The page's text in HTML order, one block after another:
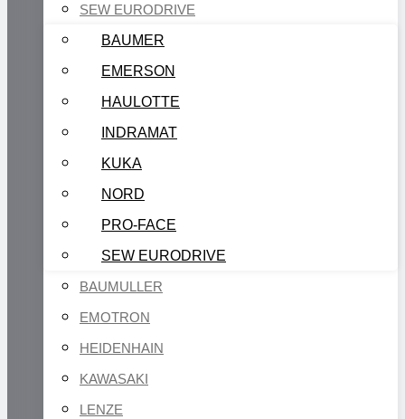
SEW EURODRIVE
BAUMER
EMERSON
HAULOTTE
INDRAMAT
KUKA
NORD
PRO-FACE
SEW EURODRIVE
BAUMULLER
EMOTRON
HEIDENHAIN
KAWASAKI
LENZE